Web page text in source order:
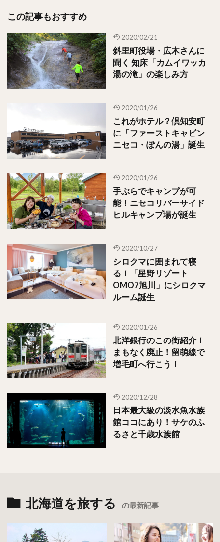
この記事もおすすめ
2020/02/21
斜里町役場・広木さんに
聞く 知床「カムイワッカ
湯の滝」の楽しみ方
2020/01/26
これがホテル？倶知安町
に「ファーストキャビン
ニセコ・ぽんの湯」誕生
2020/01/26
手ぶらでキャンプが可
能！ニセコリバーサイド
ヒルキャンプ場が誕生
2020/10/27
シロクマに囲まれて寝
る！「星野リゾート
OMO7旭川」にシロクマ
ルーム誕生
2020/01/26
北洋銀行のこの街紹介！
まもなく廃止！留萌線で
増毛町へ行こう！
2020/12/28
日本最大級の淡水魚水族
館ココにあり！サケのふ
るさと千歳水族館
北海道を旅する の最新記事